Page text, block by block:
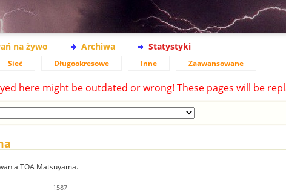
na żywo Archiwa Statystyki
Sieć Długookresowe Inne Zaawansowane
here might be outdated or wrong! These pages will be
TOA Matsuyama.
1587